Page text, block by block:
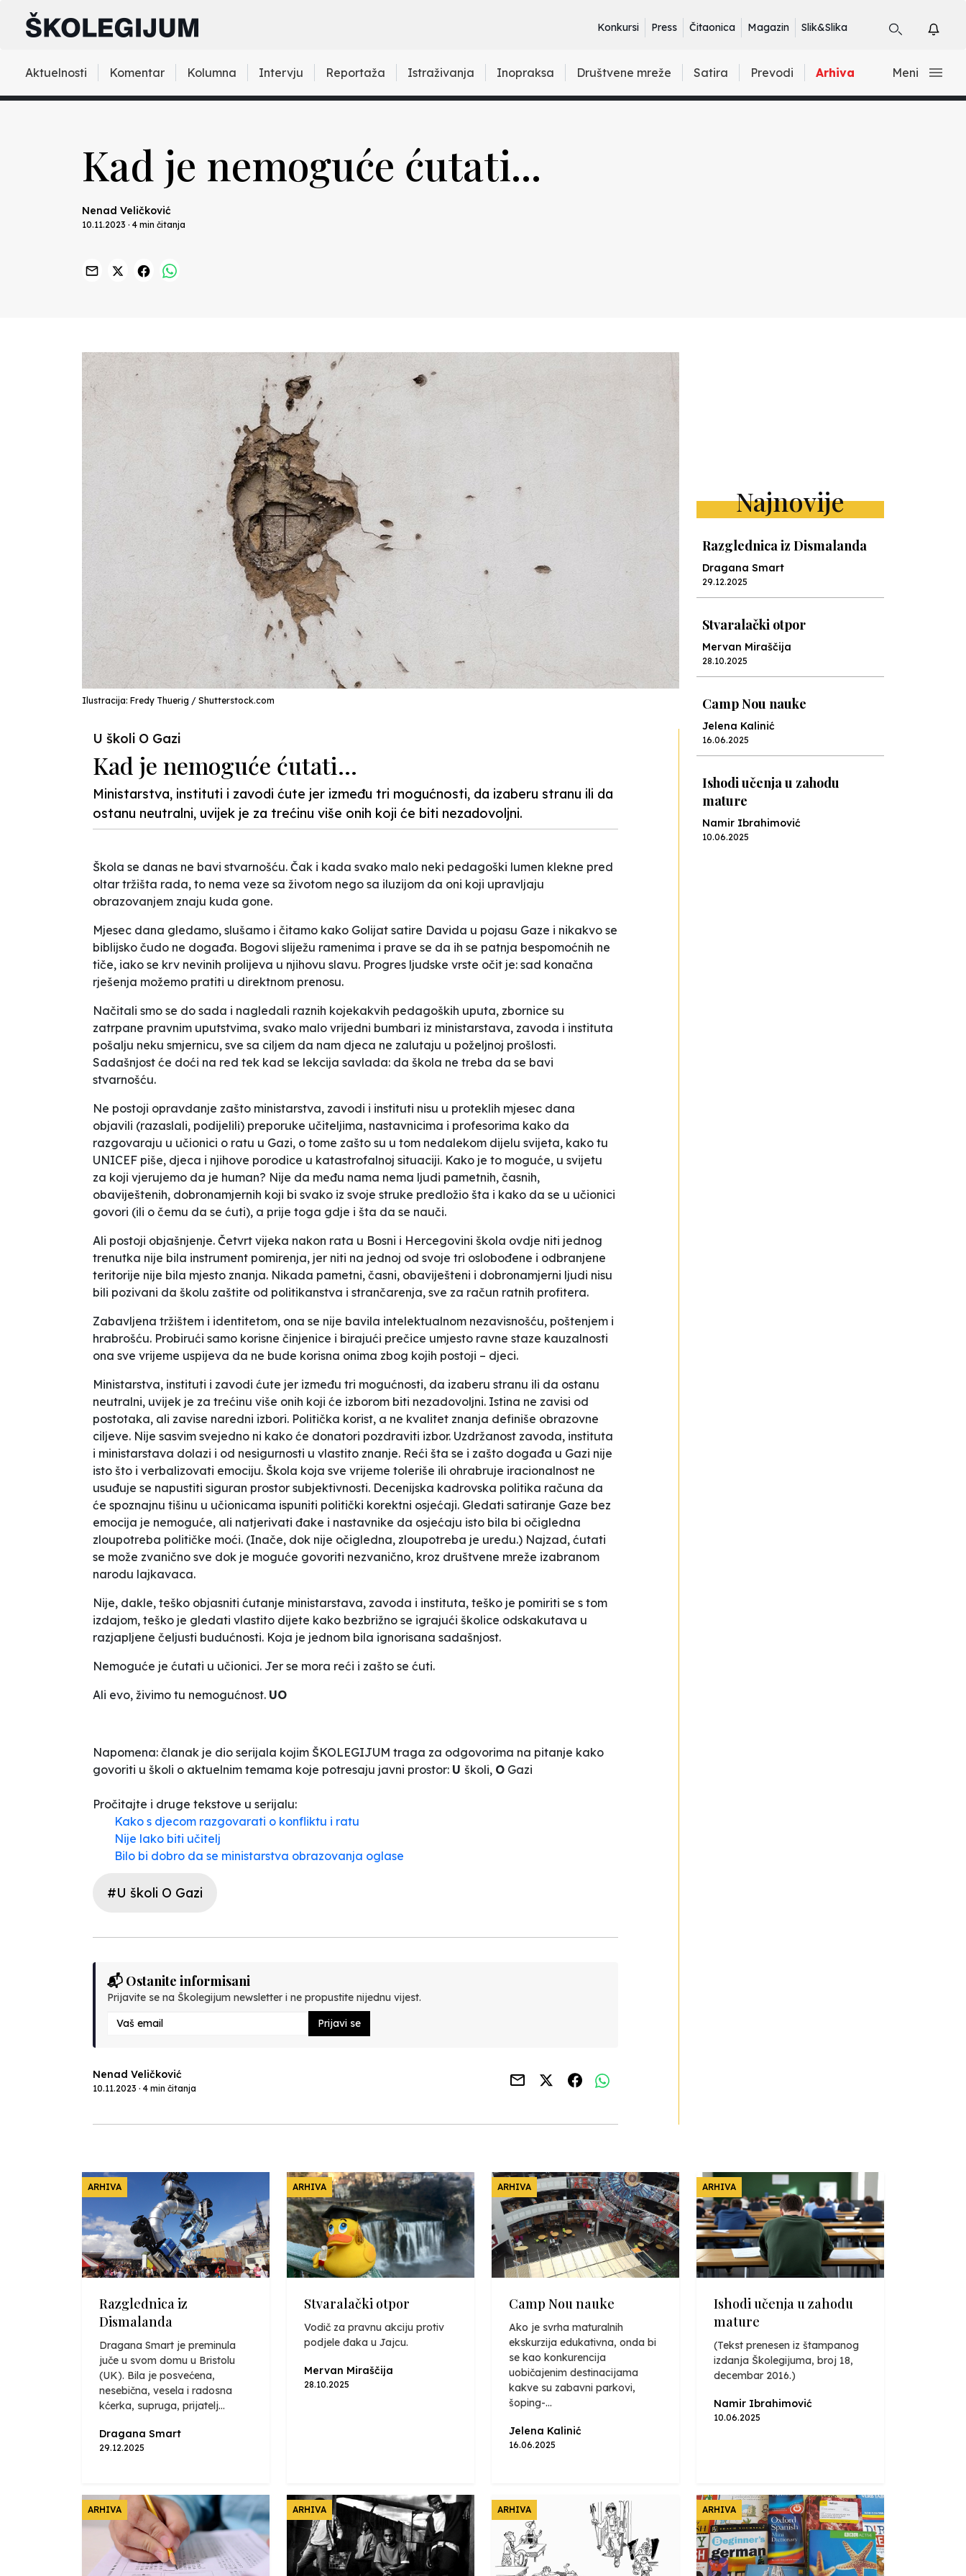
Konkursi Press Čitaonica Magazin Slik&Slika
Aktuelnosti Komentar Kolumna Intervju Reportaža Istraživanja Inopraksa Društvene mreže Satira Prevodi Arhiva Meni
Kad je nemoguće ćutati...
Nenad Veličković
10.11.2023 · 4 min čitanja
Ilustracija: Fredy Thuerig / Shutterstock.com
U školi O Gazi
Kad je nemoguće ćutati...
Ministarstva, instituti i zavodi ćute jer između tri mogućnosti, da izaberu stranu ili da
ostanu neutralni, uvijek je za trećinu više onih koji će biti nezadovoljni.
Škola se danas ne bavi stvarnošću. Čak i kada svako malo neki pedagoški lumen klekne pred
oltar tržišta rada, to nema veze sa životom nego sa iluzijom da oni koji upravljaju
obrazovanjem znaju kuda gone.
Mjesec dana gledamo, slušamo i čitamo kako Golijat satire Davida u pojasu Gaze i nikakvo se
biblijsko čudo ne događa. Bogovi sliježu ramenima i prave se da ih se patnja bespomoćnih ne
tiče, iako se krv nevinih prolijeva u njihovu slavu. Progres ljudske vrste očit je: sad konačna
rješenja možemo pratiti u direktnom prenosu.
Načitali smo se do sada i nagledali raznih kojekakvih pedagoških uputa, zbornice su
zatrpane pravnim uputstvima, svako malo vrijedni bumbari iz ministarstava, zavoda i instituta
pošalju neku smjernicu, sve sa ciljem da nam djeca ne zalutaju u poželjnoj prošlosti.
Sadašnjost će doći na red tek kad se lekcija savlada: da škola ne treba da se bavi
stvarnošću.
Ne postoji opravdanje zašto ministarstva, zavodi i instituti nisu u proteklih mjesec dana
objavili (razaslali, podijelili) preporuke učiteljima, nastavnicima i profesorima kako da
razgovaraju u učionici o ratu u Gazi, o tome zašto su u tom nedalekom dijelu svijeta, kako tu
UNICEF piše, djeca i njihove porodice u katastrofalnoj situaciji. Kako je to moguće, u svijetu
za koji vjerujemo da je human? Nije da među nama nema ljudi pametnih, časnih,
obaviještenih, dobronamjernih koji bi svako iz svoje struke predložio šta i kako da se u učionici
govori (ili o čemu da se ćuti), a prije toga gdje i šta da se nauči.
Ali postoji objašnjenje. Četvrt vijeka nakon rata u Bosni i Hercegovini škola ovdje niti jednog
trenutka nije bila instrument pomirenja, jer niti na jednoj od svoje tri oslobođene i odbranjene
teritorije nije bila mjesto znanja. Nikada pametni, časni, obaviješteni i dobronamjerni ljudi nisu
bili pozivani da školu zaštite od politikanstva i strančarenja, sve za račun ratnih profitera.
Zabavljena tržištem i identitetom, ona se nije bavila intelektualnom nezavisnošću, poštenjem i
hrabrošću. Probirući samo korisne činjenice i birajući prečice umjesto ravne staze kauzalnosti
ona sve vrijeme uspijeva da ne bude korisna onima zbog kojih postoji – djeci.
Ministarstva, instituti i zavodi ćute jer između tri mogućnosti, da izaberu stranu ili da ostanu
neutralni, uvijek je za trećinu više onih koji će izborom biti nezadovoljni. Istina ne zavisi od
postotaka, ali zavise naredni izbori. Politička korist, a ne kvalitet znanja definiše obrazovne
ciljeve. Nije sasvim svejedno ni kako će donatori pozdraviti izbor. Uzdržanost zavoda, instituta
i ministarstava dolazi i od nesigurnosti u vlastito znanje. Reći šta se i zašto događa u Gazi nije
isto što i verbalizovati emociju. Škola koja sve vrijeme toleriše ili ohrabruje iracionalnost ne
usuđuje se napustiti siguran prostor subjektivnosti. Decenijska kadrovska politika računa da
će spoznajnu tišinu u učionicama ispuniti politički korektni osjećaji. Gledati satiranje Gaze bez
emocija je nemoguće, ali natjerivati đake i nastavnike da osjećaju isto bila bi očigledna
zloupotreba političke moći. (Inače, dok nije očigledna, zloupotreba je uredu.) Najzad, ćutati
se može zvanično sve dok je moguće govoriti nezvanično, kroz društvene mreže izabranom
narodu lajkavaca.
Nije, dakle, teško objasniti ćutanje ministarstava, zavoda i instituta, teško je pomiriti se s tom
izdajom, teško je gledati vlastito dijete kako bezbrižno se igrajući školice odskakutava u
razjapljene čeljusti budućnosti. Koja je jednom bila ignorisana sadašnjost.
Nemoguće je ćutati u učionici. Jer se mora reći i zašto se ćuti.
Ali evo, živimo tu nemogućnost. UO
Napomena: članak je dio serijala kojim ŠKOLEGIJUM traga za odgovorima na pitanje kako
govoriti u školi o aktuelnim temama koje potresaju javni prostor: U školi, O Gazi
Pročitajte i druge tekstove u serijalu:
Kako s djecom razgovarati o konfliktu i ratu
Nije lako biti učitelj
Bilo bi dobro da se ministarstva obrazovanja oglase
#U školi O Gazi
📬 Ostanite informisani
Prijavite se na Školegijum newsletter i ne propustite nijednu vijest.
Prijavi se
Nenad Veličković
10.11.2023 · 4 min čitanja
Najnovije
Razglednica iz Dismalanda
Dragana Smart
29.12.2025
Stvaralački otpor
Mervan Miraščija
28.10.2025
Camp Nou nauke
Jelena Kalinić
16.06.2025
Ishodi učenja u zahodu
mature
Namir Ibrahimović
10.06.2025
ARHIVA
Razglednica iz
Dismalanda
Dragana Smart je preminula
juče u svom domu u Bristolu
(UK). Bila je posvećena,
nesebična, vesela i radosna
kćerka, supruga, prijatelj...
Dragana Smart
29.12.2025
ARHIVA
Stvaralački otpor
Vodič za pravnu akciju protiv
podjele đaka u Jajcu.
Mervan Miraščija
28.10.2025
ARHIVA
Camp Nou nauke
Ako je svrha maturalnih
ekskurzija edukativna, onda bi
se kao konkurencija
uobičajenim destinacijama
kakve su zabavni parkovi,
šoping-...
Jelena Kalinić
16.06.2025
ARHIVA
Ishodi učenja u zahodu
mature
(Tekst prenesen iz štampanog
izdanja Školegijuma, broj 18,
decembar 2016.)
Namir Ibrahimović
10.06.2025
ARHIVA ARHIVA ARHIVA ARHIVA